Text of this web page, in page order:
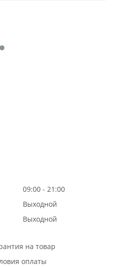
09:00 - 21:00
Выходной
Выходной
на товар
оплаты